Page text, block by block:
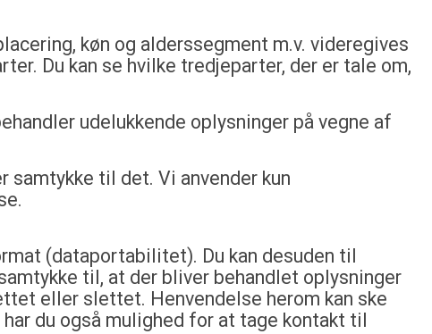
køn og alderssegment m.v. videregives
Du kan se hvilke tredjeparter, der er tale om,
udelukkende oplysninger på vegne af
samtykke til det. Vi anvender kun
(dataportabilitet). Du kan desuden til
til, at der bliver behandlet oplysninger
eller slettet. Henvendelse herom kan ske
du også mulighed for at tage kontakt til